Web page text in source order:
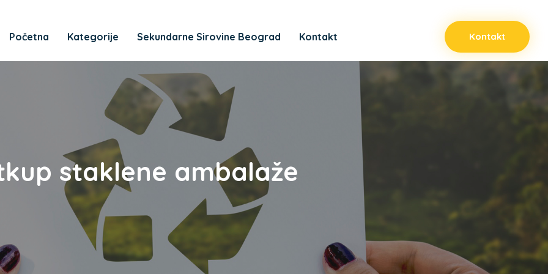
Početna Kategorije Sekundarne Sirovine Beograd Kontakt Kontakt
staklene ambalaže